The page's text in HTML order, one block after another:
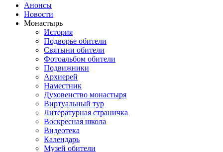
Анонсы
Новости
Монастырь
История
Подворье обители
Святыни обители
Фотоальбом обители
Подвижники
Архиерей
Наместник
Духовенство монастыря
Виртуальный тур
Литературная страничка
Воскресная школа
Видеотека
Календарь
Музей обители